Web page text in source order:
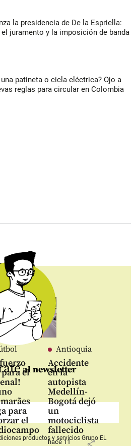
la presidencia de De la Espriella:
juramento y la imposición de banda
una patineta o cicla eléctrica? Ojo a
reglas para circular en Colombia
el
para
el
Antioquia
Accidente
en la
autopista
Medellín-
Bogotá dejó
un
motociclista
fallecido
hace 11
al newsletter
productos y serviciosGrupo EL